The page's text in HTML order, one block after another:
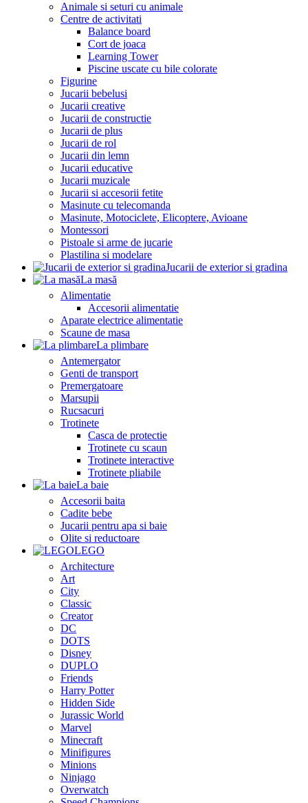
Animale si seturi cu animale
Centre de activitati
Balance board
Cort de joaca
Learning Tower
Piscine uscate cu bile colorate
Figurine
Jucarii bebelusi
Jucarii creative
Jucarii de constructie
Jucarii de plus
Jucarii de rol
Jucarii din lemn
Jucarii educative
Jucarii muzicale
Jucarii si accesorii fetite
Masinute cu telecomanda
Masinute, Motociclete, Elicoptere, Avioane
Montessori
Pistoale si arme de jucarie
Plastilina si modelare
Jucarii de exterior si gradina
La masă
Alimentatie
Accesorii alimentatie
Aparate electrice alimentatie
Scaune de masa
La plimbare
Antemergator
Genti de transport
Premergatoare
Marsupii
Rucsacuri
Trotinete
Casca de protectie
Trotinete cu scaun
Trotinete interactive
Trotinete pliabile
La baie
Accesorii baita
Cadite bebe
Jucarii pentru apa si baie
Olite si reductoare
LEGO
Architecture
Art
City
Classic
Creator
DC
DOTS
Disney
DUPLO
Friends
Harry Potter
Hidden Side
Jurassic World
Marvel
Minecraft
Minifigures
Minions
Ninjago
Overwatch